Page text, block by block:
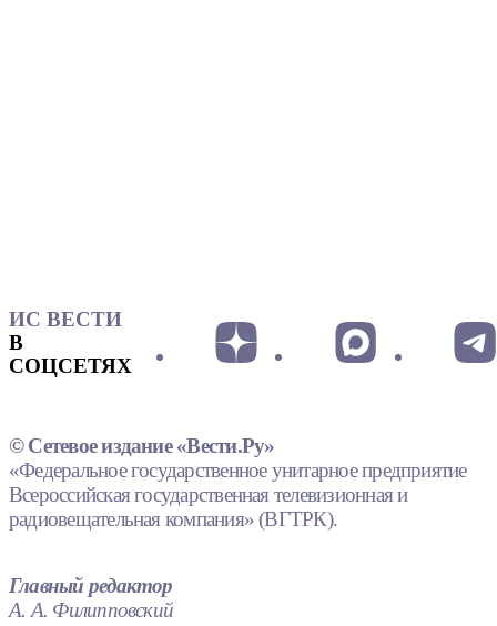
ИС ВЕСТИ
В
СОЦСЕТЯХ
© Сетевое издание «Вести.Ру»
«Федеральное государственное унитарное предприятие
Всероссийская государственная телевизионная и
радиовещательная компания» (ВГТРК).
Главный редактор
А. А. Филипповский